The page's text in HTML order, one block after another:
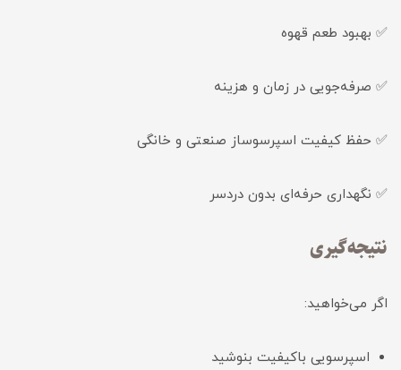
✅ بهبود طعم قهوه
✅ صرفه‌جویی در زمان و هزینه
✅ حفظ کیفیت اسپرسوساز صنعتی و خانگی
✅ نگهداری حرفه‌ای بدون دردسر
نتیجه‌گیری
اگر می‌خواهید:
اسپرسویی باکیفیت بنوشید